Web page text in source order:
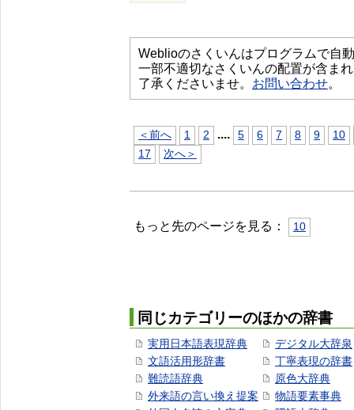
Weblioのさくいんはプログラムで自
一部不適切なさくいんの配置が含ま
了承くださいませ。 お問い合わせ。
＜前へ 1 2 .... 5 6 7 8 9
10
17
次へ＞
もっと先のページを見る： 10
同じカテゴリーのほかの辞書
実用日本語表現辞典
文語活用形辞書
難読語辞典
外来語の言い換え提案
デジタル大辞泉
丁寧表現の辞書
原色大辞典
物語要素事典